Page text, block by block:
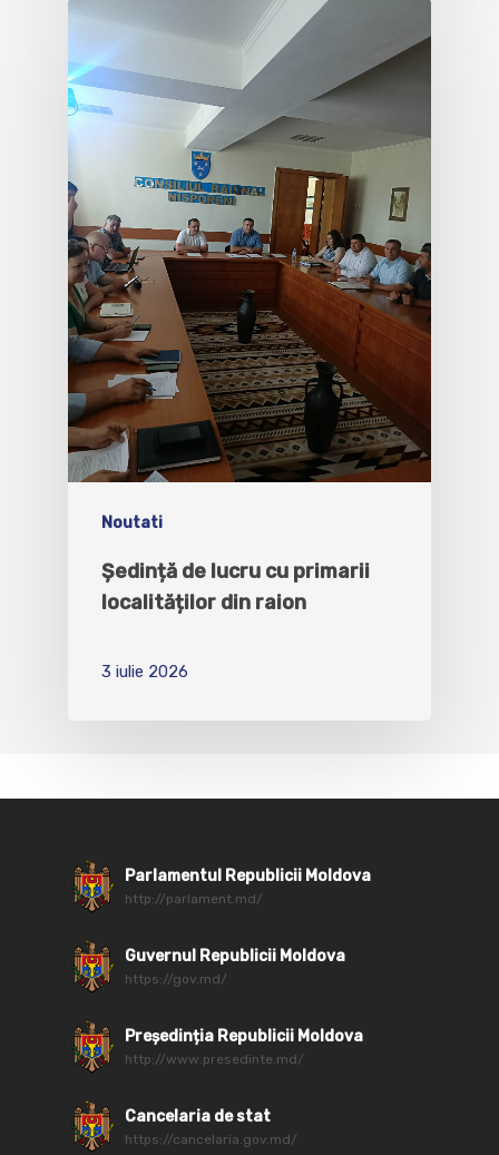
Noutati
Ședință de lucru cu primarii
localităților din raion
3 iulie 2026
Parlamentul Republicii Moldova
http://parlament.md/
Guvernul Republicii Moldova
https://gov.md/
Președinția Republicii Moldova
http://www.presedinte.md/
Cancelaria de stat
https://cancelaria.gov.md/